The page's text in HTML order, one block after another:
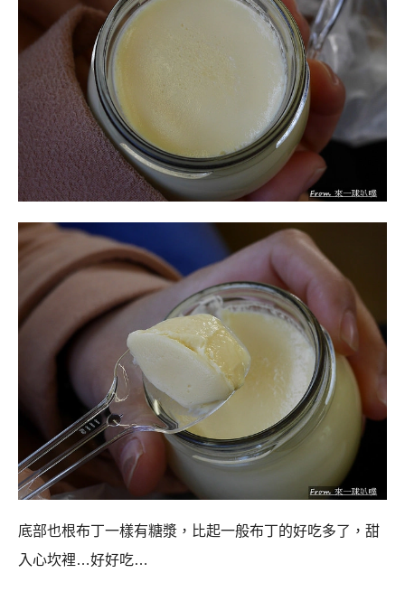
底部也根布丁一樣有糖漿，比起一般布丁的好吃多了，甜
入心坎裡…好好吃…